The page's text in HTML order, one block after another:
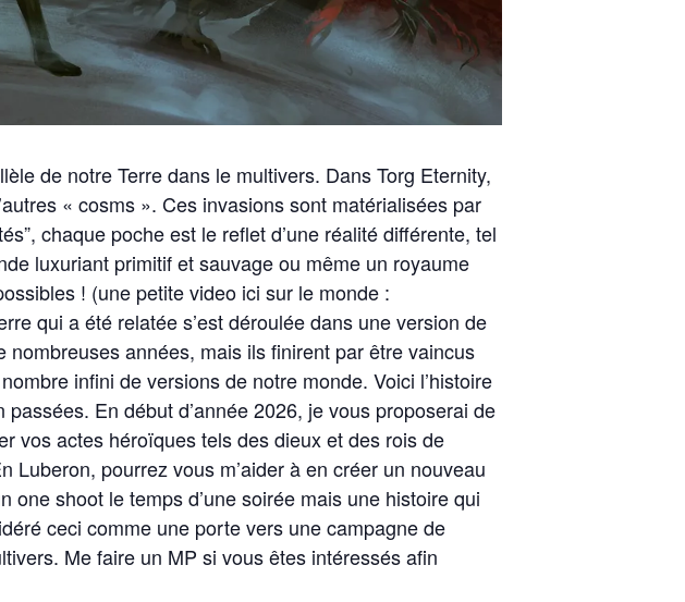
de notre Terre dans le multivers. Dans Torg Eternity,
« cosms ». Ces invasions sont matérialisées par
chaque poche est le reflet d’une réalité différente, tel
luxuriant primitif et sauvage ou même un royaume
! (une petite video ici sur le monde :
qui a été relatée s’est déroulée dans une version de
années, mais ils finirent par être vaincus
infini de versions de notre monde. Voici l’histoire
En début d’année 2026, je vous proposerai de
vos actes héroïques tels des dieux et des rois de
Luberon, pourrez vous m’aider à en créer un nouveau
shoot le temps d’une soirée mais une histoire qui
ceci comme une porte vers une campagne de
Me faire un MP si vous êtes intéressés afin